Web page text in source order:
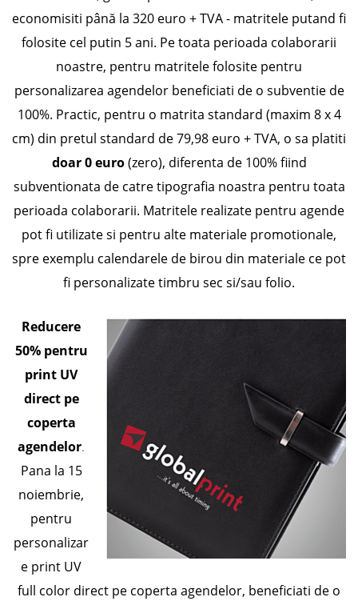
economisiti până la 320 euro + TVA - matritele putand fi
folosite cel putin 5 ani. Pe toata perioada colaborarii
noastre, pentru matritele folosite pentru
personalizarea agendelor beneficiati de o subventie de
100%. Practic, pentru o matrita standard (maxim 8 x 4
cm) din pretul standard de 79,98 euro + TVA, o sa platiti
doar 0 euro(zero), diferenta de 100% fiind
subventionata de catre tipografia noastra pentru toata
perioada colaborarii. Matritele realizate pentru agende
pot fi utilizate si pentru alte materiale promotionale,
spre exemplu calendarele de birou din materiale ce pot
fi personalizate timbru sec si/sau folio.
Reducere
50% pentru
print UV
direct pe
coperta
agendelor.
Pana la 15
noiembrie,
pentru
personalizar
e print UV
full color direct pe coperta agendelor, beneficiati de o